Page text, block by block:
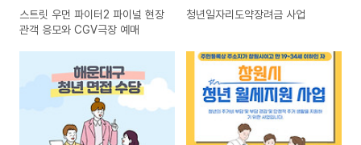
스트릿 우먼 파이터2 파이널 현장
관객 응모와 CGV극장 예매
청년일자리도약장려금 사업